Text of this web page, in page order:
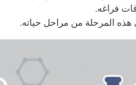
فراغه.
هذه المرحلة من مراحل حياته.